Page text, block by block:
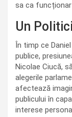
sa ca funcționar
Un
În timp ce
publice,
Nicolae Ciucă,
alegerile
afectează
publicului în
interese